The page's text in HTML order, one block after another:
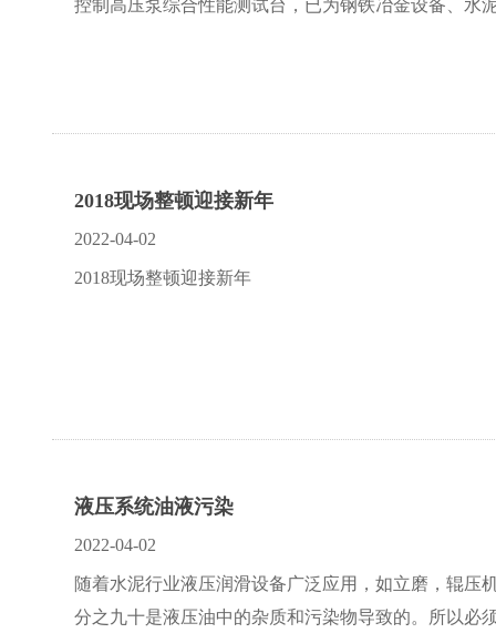
控制高压泵综合性能测试台，已为钢铁冶金设备、水
2018现场整顿迎接新年
2022-04-02
2018现场整顿迎接新年
液压系统油液污染
2022-04-02
随着水泥行业液压润滑设备广泛应用，如立磨，辊压
分之九十是液压油中的杂质和污染物导致的。所以必